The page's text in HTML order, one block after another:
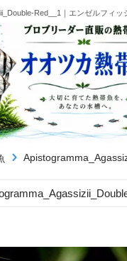
Red__1｜エンゼルフィッ